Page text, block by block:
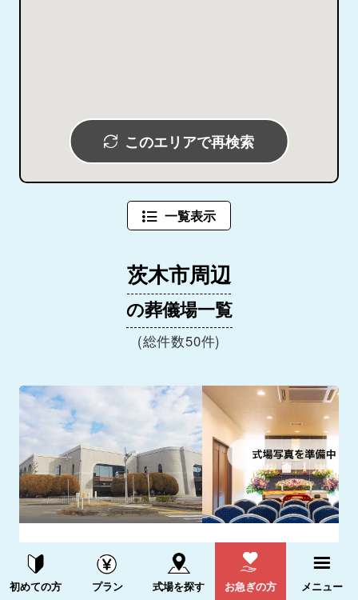
このエリアで再検索
一覧表示
茨木市周辺
の葬儀場一覧
(総件数50件)
茨木市立斎場
大阪府茨木市大住町18-16
資料請求する 電話をかける
初めての方 プラン 式場を探す お急ぎの方 メニュー